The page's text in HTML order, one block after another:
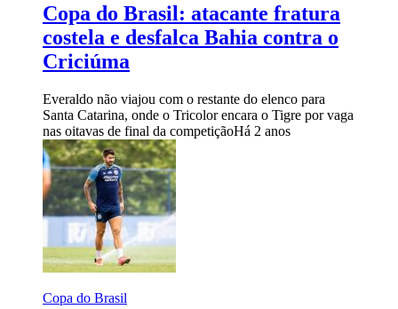
Copa do Brasil: atacante fratura
costela e desfalca Bahia contra o
Criciúma
Everaldo não viajou com o restante do elenco para
Santa Catarina, onde o Tricolor encara o Tigre por vaga
nas oitavas de final da competiçãoHá 2 anos
Copa do Brasil